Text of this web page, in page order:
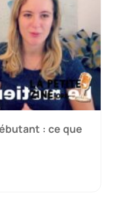
: ce que